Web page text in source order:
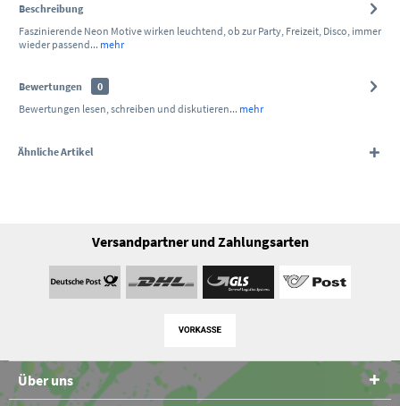
Beschreibung
Faszinierende Neon Motive wirken leuchtend, ob zur Party, Freizeit, Disco, immer
wieder passend... mehr
Bewertungen
0
Bewertungen lesen, schreiben und diskutieren... mehr
Ähnliche Artikel
Versandpartner und Zahlungsarten
Über uns